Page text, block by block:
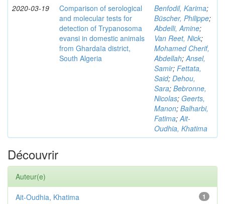
2020-03-19
Comparison of serological
and molecular tests for
detection of Trypanosoma
evansi in domestic animals
from Ghardaïa district,
South Algeria
Benfodil, Karima;
Büscher, Philippe;
Abdelli, Amine;
Van Reet, Nick;
Mohamed Cherif,
Abdellah;Ansel,
Samir; Fettata,
Said; Dehou,
Sara; Bebronne,
Nicolas; Geerts,
Manon; Balharbi,
Fatima;Ait-
Oudhia, Khatima
Découvrir
Auteur(e)
1
Ait-Oudhia, Khatima